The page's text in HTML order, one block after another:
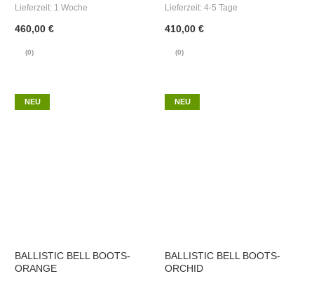
Lieferzeit: 1 Woche
460,00 €
(0)
Lieferzeit: 4-5 Tage
410,00 €
(0)
NEU
BALLISTIC BELL BOOTS-
ORANGE
NEU
BALLISTIC BELL BOOTS-
ORCHID